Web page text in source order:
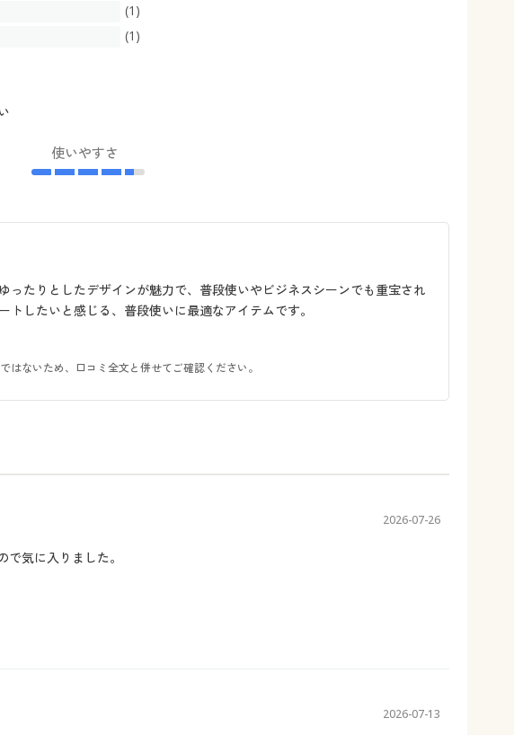
(1)
(1)
使いやすさ
たりとしたデザインが魅力で、普段使いやビジネスシーンでも重宝され
したいと感じる、普段使いに最適なアイテムです。
ないため、口コミ全文と併せてご確認ください。
2026-07-26
気に入りました。
2026-07-13